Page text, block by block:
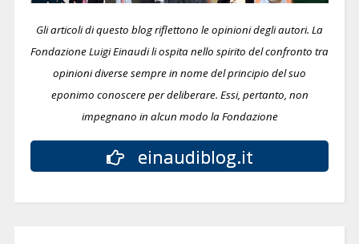
Gli articoli di questo blog riflettono le opinioni degli autori. La
Fondazione Luigi Einaudi li ospita nello spirito del confronto tra
opinioni diverse sempre in nome del principio del suo
eponimo conoscere per deliberare. Essi, pertanto, non
impegnano in alcun modo la Fondazione
einaudiblog.it